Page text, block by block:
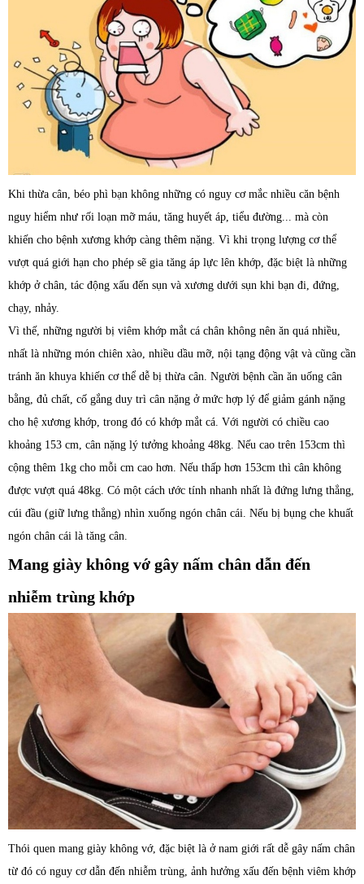
Khi thừa cân, béo phì bạn không những có nguy cơ mắc nhiều căn bệnh
nguy hiểm như rối loạn mỡ máu, tăng huyết áp, tiểu đường... mà còn
khiến cho bệnh xương khớp càng thêm nặng. Vì khi trọng lượng cơ thể
vượt quá giới hạn cho phép sẽ gia tăng áp lực lên khớp, đặc biệt là những
khớp ở chân, tác động xấu đến sụn và xương dưới sụn khi bạn đi, đứng,
chạy, nhảy.
Vì thế, những người bị viêm khớp mắt cá chân không nên ăn quá nhiều,
nhất là những món chiên xào, nhiều dầu mỡ, nội tạng động vật và cũng cần
tránh ăn khuya khiến cơ thể dễ bị thừa cân. Người bệnh cần ăn uống cân
bằng, đủ chất, cố gắng duy trì cân nặng ở mức hợp lý để giảm gánh nặng
cho hệ xương khớp, trong đó có khớp mắt cá. Với người có chiều cao
khoảng 153 cm, cân nặng lý tưởng khoảng 48kg. Nếu cao trên 153cm thì
cộng thêm 1kg cho mỗi cm cao hơn. Nếu thấp hơn 153cm thì cân không
được vượt quá 48kg. Có một cách ước tính nhanh nhất là đứng lưng thẳng,
cúi đầu (giữ lưng thẳng) nhìn xuống ngón chân cái. Nếu bị bụng che khuất
ngón chân cái là tăng cân.
Mang giày không vớ gây nấm chân dẫn đến
nhiễm trùng khớp
Thói quen mang giày không vớ, đặc biệt là ở nam giới rất dễ gây nấm chân
từ đó có nguy cơ dẫn đến nhiễm trùng, ảnh hưởng xấu đến bệnh viêm khớp